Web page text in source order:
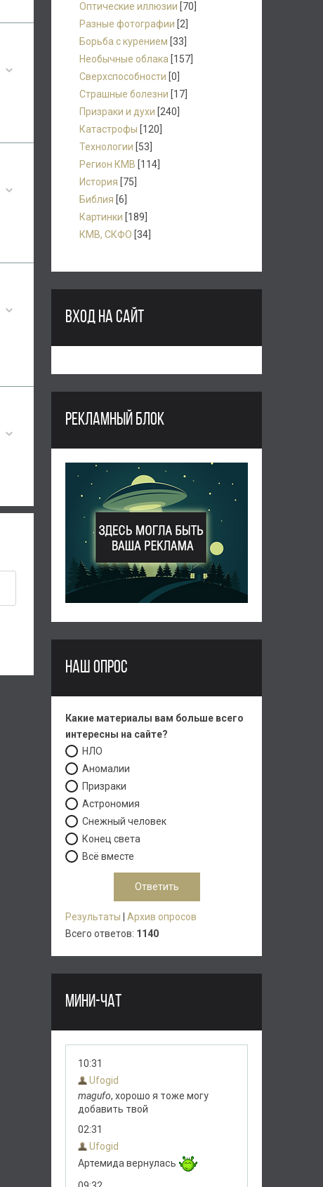
Оптические иллюзии [70]
Разные фотографии [2]
Борьба с курением [33]
Необычные облака [157]
Сверхспособности [0]
Страшные болезни [17]
Призраки и духи [240]
Катастрофы [120]
Технологии [53]
Регион КМВ [114]
История [75]
Библия [6]
Картинки [189]
КМВ, СКФО [34]
ВХОД НА САЙТ
РЕКЛАМНЫЙ БЛОК
НАШ ОПРОС
Какие материалы вам больше всего
интересны на сайте?
НЛО
Аномалии
Призраки
Астрономия
Снежный человек
Конец света
Всё вместе
Результаты
Архив опросов
Всего ответов: 1140
МИНИ-ЧАТ